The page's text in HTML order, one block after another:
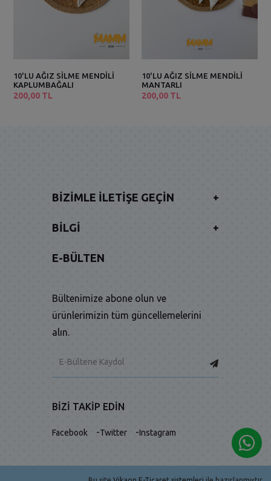
10'LU AĞIZ SİLME MENDİLİ
KAPLUMBAĞALI
200,00 TL
10'LU AĞIZ SİLME MENDİLİ
MANTARLI
200,00 TL
BIZIMLE İLETIŞE GEÇIN +
BILGI +
E-BÜLTEN
Bültenimize abone olun ve
ürünlerimizin tüm güncellemelerini
alın.
BIZI TAKIP EDIN
Facebook -Twitter -Instagram